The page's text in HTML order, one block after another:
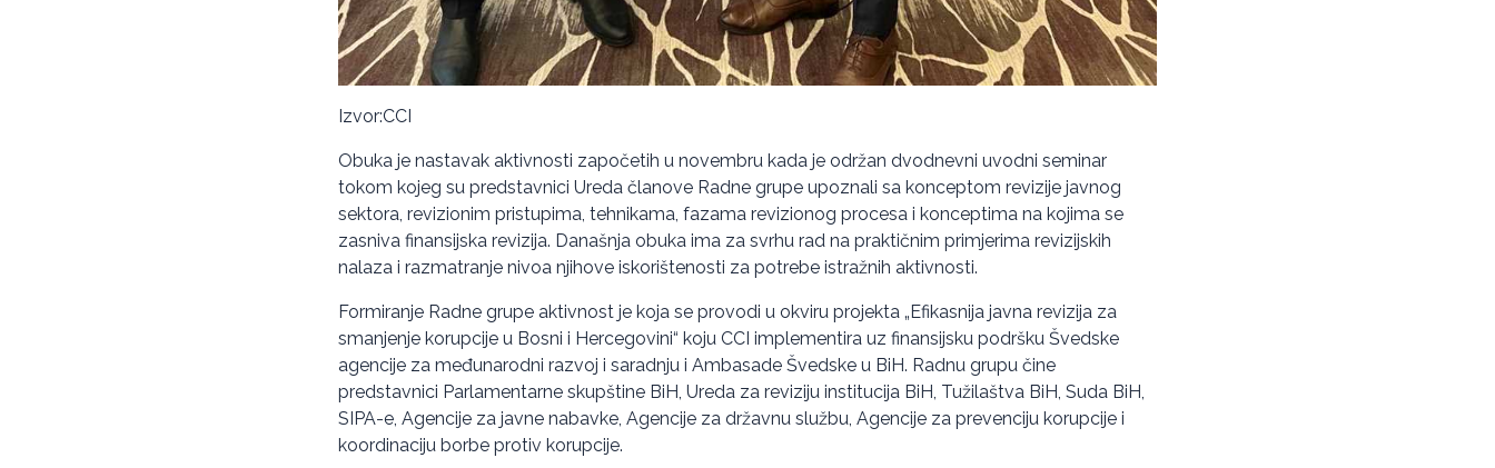
Izvor:CCI
Obuka je nastavak aktivnosti započetih u novembru kada je održan dvodnevni uvodni seminar
tokom kojeg su predstavnici Ureda članove Radne grupe upoznali sa konceptom revizije javnog
sektora, revizionim pristupima, tehnikama, fazama revizionog procesa i konceptima na kojima se
zasniva finansijska revizija. Današnja obuka ima za svrhu rad na praktičnim primjerima revizijskih
nalaza i razmatranje nivoa njihove iskorištenosti za potrebe istražnih aktivnosti.
Formiranje Radne grupe aktivnost je koja se provodi u okviru projekta „Efikasnija javna revizija za
smanjenje korupcije u Bosni i Hercegovini“ koju CCI implementira uz finansijsku podršku Švedske
agencije za međunarodni razvoj i saradnju i Ambasade Švedske u BiH. Radnu grupu čine
predstavnici Parlamentarne skupštine BiH, Ureda za reviziju institucija BiH, Tužilaštva BiH, Suda BiH,
SIPA-e, Agencije za javne nabavke, Agencije za državnu službu, Agencije za prevenciju korupcije i
koordinaciju borbe protiv korupcije.